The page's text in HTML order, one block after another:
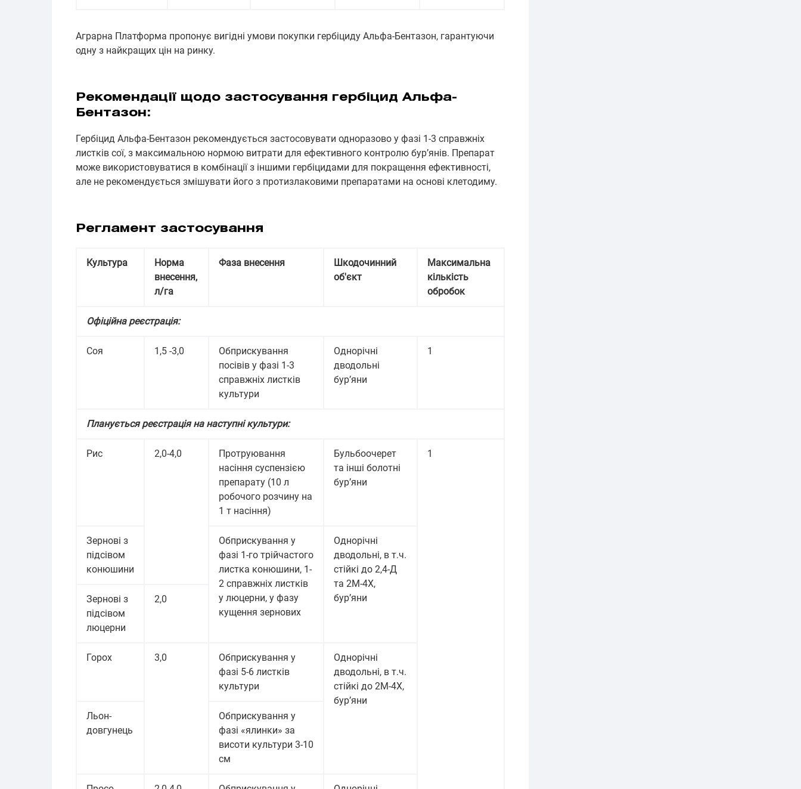
Аграрна Платформа пропонує вигідні умови покупки гербіциду Альфа-Бентазон, гарантуючи
одну з найкращих цін на ринку.
Рекомендації щодо застосування гербіцид Альфа-
Бентазон:
Гербіцид Альфа-Бентазон рекомендується застосовувати одноразово у фазі 1-3 справжніх
листків сої, з максимальною нормою витрати для ефективного контролю бур’янів. Препарат
може використовуватися в комбінації з іншими гербіцидами для покращення ефективності,
але не рекомендується змішувати його з протизлаковими препаратами на основі клетодиму.
Регламент застосування
Культура
Норма
внесення,
л/га
Фаза внесення
Шкодочинний
об'єкт
Максимальна
кількість
обробок
Офіційна реєстрація:
Соя 1,5 -3,0
Обприскування
посівів у фазі 1-3
справжніх листків
культури
Однорічні
дводольні
бур’яни
1
Планується реєстрація на наступні культури:
Рис 2,0-4,0
Протруювання
насіння суспензією
препарату (10 л
робочого розчину на
1 т насіння)
Бульбоочерет
та інші болотні
бур’яни
1
Зернові з
підсівом
конюшини
Обприскування у
фазі 1-го трійчастого
листка конюшини, 1-
2 справжніх листків
у люцерни, у фазу
кущення зернових
Однорічні
дводольні, в т.ч.
стійкі до 2,4-Д
та 2М-4Х,
бур’яни
Зернові з
підсівом
люцерни
2,0
Горох 3,0
Обприскування у
фазі 5-6 листків
культури
Однорічні
дводольні, в т.ч.
стійкі до 2М-4Х,
бур’яни
Льон-
довгунець
Обприскування у
фазі «ялинки» за
висоти культури 3-10
см